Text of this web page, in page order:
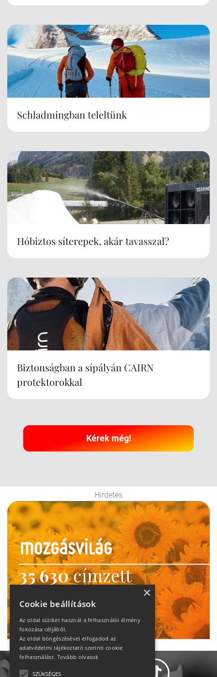
Schladmingban teleltünk
Hóbiztos síterepek, akár tavasszal?
Biztonságban a sípályán CAIRN
protektorokkal
Kérek még!
Hirdetés
35 630címzett
heti motiváció
Ne maradj le!
×
Cookie beállítások
Az oldal sütiket használ a felhasználói élmény
fokozása céljából.
Az oldal böngészésével elfogadod az
adatvédelmi tájékoztató szerinti cookie
felhasználást. Tovább olvasok
SZÜKSÉGES